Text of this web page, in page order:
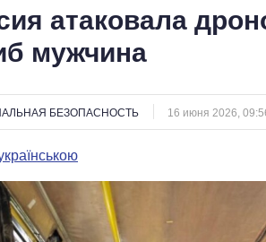
атаковала
мужчина
БЕЗОПАСНОСТЬ 16 июня 2026,